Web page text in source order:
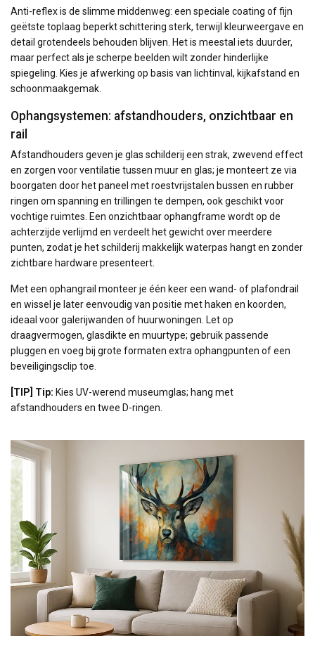
Anti-reflex is de slimme middenweg: een speciale coating of fijn
geëtste toplaag beperkt schittering sterk, terwijl kleurweergave en
detail grotendeels behouden blijven. Het is meestal iets duurder,
maar perfect als je scherpe beelden wilt zonder hinderlijke
spiegeling. Kies je afwerking op basis van lichtinval, kijkafstand en
schoonmaakgemak.
Ophangsystemen: afstandhouders, onzichtbaar en
rail
Afstandhouders geven je glas schilderij een strak, zwevend effect
en zorgen voor ventilatie tussen muur en glas; je monteert ze via
boorgaten door het paneel met roestvrijstalen bussen en rubber
ringen om spanning en trillingen te dempen, ook geschikt voor
vochtige ruimtes. Een onzichtbaar ophangframe wordt op de
achterzijde verlijmd en verdeelt het gewicht over meerdere
punten, zodat je het schilderij makkelijk waterpas hangt en zonder
zichtbare hardware presenteert.
Met een ophangrail monteer je één keer een wand- of plafondrail
en wissel je later eenvoudig van positie met haken en koorden,
ideaal voor galerijwanden of huurwoningen. Let op
draagvermogen, glasdikte en muurtype; gebruik passende
pluggen en voeg bij grote formaten extra ophangpunten of een
beveiligingsclip toe.
[TIP] Tip: Kies UV-werend museumglas; hang met
afstandhouders en twee D-ringen.